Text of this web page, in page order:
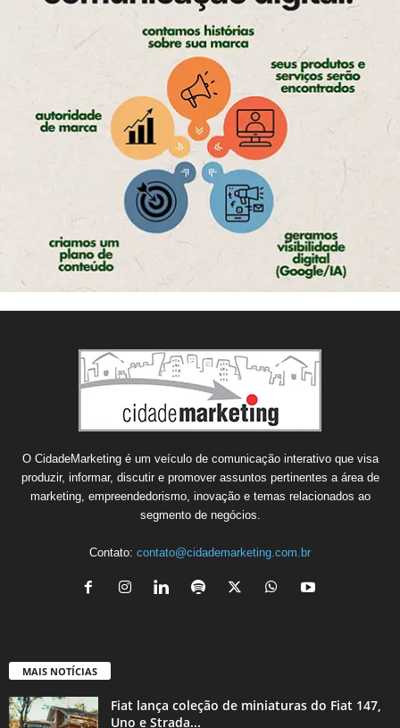
O CidadeMarketing é um veículo de comunicação interativo que visa
produzir, informar, discutir e promover assuntos pertinentes a área de
marketing, empreendedorismo, inovação e temas relacionados ao
segmento de negócios.
Contato: contato@cidademarketing.com.br
MAIS NOTÍCIAS
Fiat lança coleção de miniaturas do Fiat 147,
Uno e Strada...